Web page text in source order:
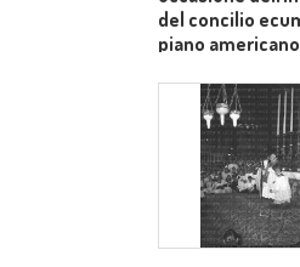
del concilio
piano americano